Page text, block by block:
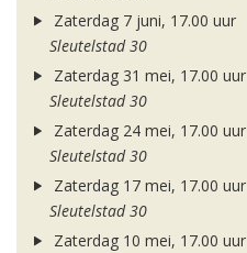
Zaterdag 7 juni, 17.00 uur
Sleutelstad 30
Zaterdag 31 mei, 17.00 uur
Sleutelstad 30
Zaterdag 24 mei, 17.00 uur
Sleutelstad 30
Zaterdag 17 mei, 17.00 uur
Sleutelstad 30
Zaterdag 10 mei, 17.00 uur